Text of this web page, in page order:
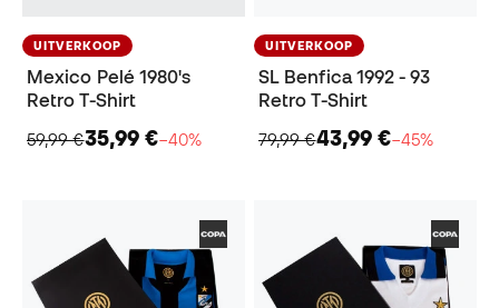
UITVERKOOP
Mexico Pelé 1980's
Retro T-Shirt
59,99 €35,99 €−40%
UITVERKOOP
SL Benfica 1992 - 93
Retro T-Shirt
79,99 €43,99 €−45%